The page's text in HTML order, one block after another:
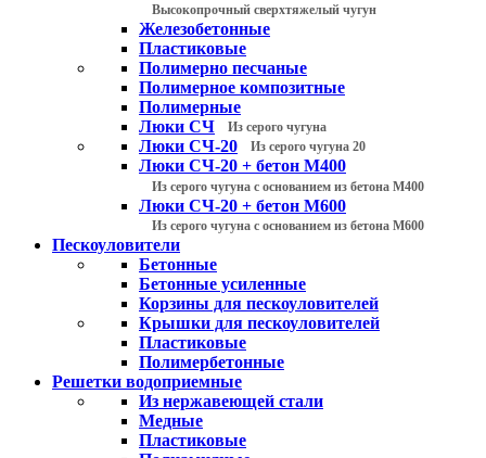
Высокопрочный сверхтяжелый чугун
Железобетонные
Пластиковые
Полимерно песчаные
Полимерное композитные
Полимерные
Люки СЧ
Из серого чугуна
Люки СЧ-20 Из серого чугуна 20
Люки СЧ-20 + бетон М400
Из серого чугуна с основанием из бетона М400
Люки СЧ-20 + бетон М600
Из серого чугуна с основанием из бетона М600
Пескоуловители
Бетонные
Бетонные усиленные
Корзины для пескоуловителей
Крышки для пескоуловителей
Пластиковые
Полимербетонные
Решетки водоприемные
Из нержавеющей стали
Медные
Пластиковые